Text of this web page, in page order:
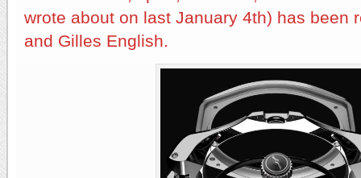
wrote about on last January 4th) has been
and Gilles English.